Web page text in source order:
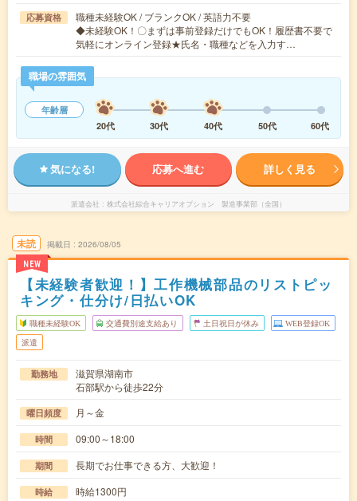
応募資格
職種未経験OK / ブランクOK / 英語力不要
◆未経験OK！〇まずは事前登録だけでもOK！履歴書不要で
気軽にオンライン登録★氏名・職種などを入力す…
職場の雰囲気
年齢層
20代
30代 40代 50代 60代
気になる! 応募へ進む 詳しく見る
派遣会社 株式会社綜合キャリアオプション 製造事業部（全国）
未読
NEW
掲載日 2026/08/05
【未経験者歓迎！】工作機械部品のリストピッ
キング・仕分け/日払いOK
職種未経験OK 交通費別途支給あり 土日祝日が休み WEB登録OK
派遣
勤務地
滋賀県湖南市
石部駅から徒歩22分
曜日頻度 月～金
時間 09:00～18:00
期間 長期でお仕事できる方、大歓迎！
時給 時給1300円